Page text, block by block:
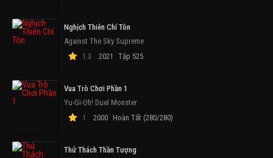
Nghịch Thiên Chí Tôn
Against The Sky Supreme
1.3
2021 Tập 525
Vua Trò Chơi Phần 1
Yu-Gi-Oh! Duel Monster
1
2000 Hoàn Tất (280/280)
Thử Thách Thần Tượng